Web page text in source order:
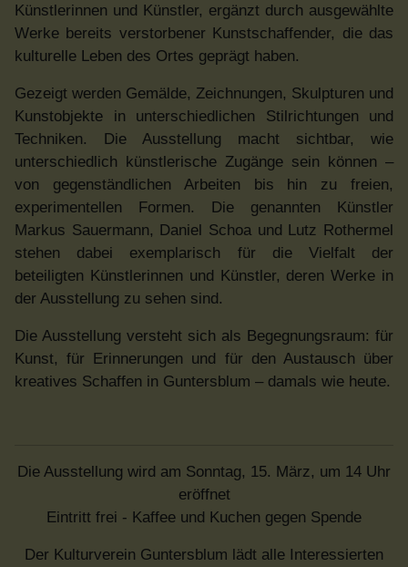
Künstlerinnen und Künstler, ergänzt durch ausgewählte
Werke bereits verstorbener Kunstschaffender, die das
kulturelle Leben des Ortes geprägt haben.
Gezeigt werden Gemälde, Zeichnungen, Skulpturen und
Kunstobjekte in unterschiedlichen Stilrichtungen und
Techniken. Die Ausstellung macht sichtbar, wie
unterschiedlich künstlerische Zugänge sein können –
von gegenständlichen Arbeiten bis hin zu freien,
experimentellen Formen. Die genannten Künstler
Markus Sauermann, Daniel Schoa und Lutz Rothermel
stehen dabei exemplarisch für die Vielfalt der
beteiligten Künstlerinnen und Künstler, deren Werke in
der Ausstellung zu sehen sind.
Die Ausstellung versteht sich als Begegnungsraum: für
Kunst, für Erinnerungen und für den Austausch über
kreatives Schaffen in Guntersblum – damals wie heute.
Die Ausstellung wird am Sonntag, 15. März, um 14 Uhr
eröffnet
Eintritt frei - Kaffee und Kuchen gegen Spende
Der Kulturverein Guntersblum lädt alle Interessierten